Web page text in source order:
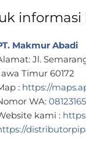
Makmur Abadi
Jl.
Timur 60172
: https://
WA:
kami :